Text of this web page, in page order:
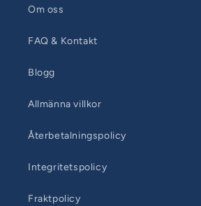
Om oss
FAQ & Kontakt
Blogg
Allmänna villkor
Återbetalningspolicy
Integritetspolicy
Fraktpolicy